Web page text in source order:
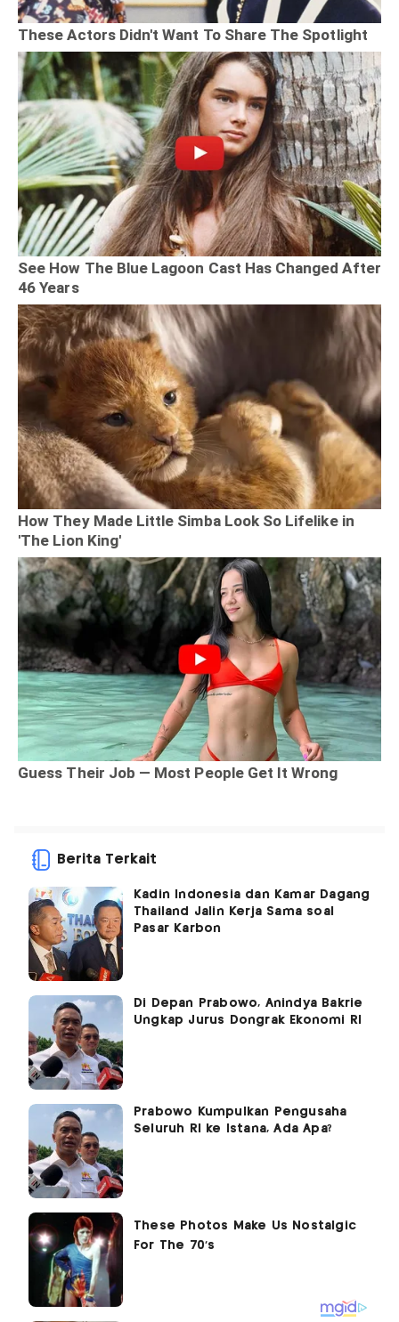
Berita Terkait
Kadin Indonesia dan Kamar Dagang
Thailand Jalin Kerja Sama soal
Pasar Karbon
Di Depan Prabowo, Anindya Bakrie
Ungkap Jurus Dongrak Ekonomi RI
Prabowo Kumpulkan Pengusaha
Seluruh RI ke Istana, Ada Apa?